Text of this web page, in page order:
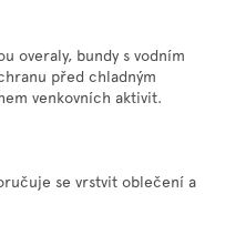
overaly, bundy s vodním
před chladným
venkovních aktivit.
se vrstvit oblečení a